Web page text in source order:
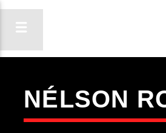
ON FM
LIGA-TE
NÉLSON